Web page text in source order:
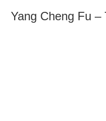
Yang Cheng Fu –